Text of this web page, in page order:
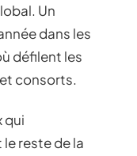
Un
dans les
défilent les
et consorts.
qui
reste de la